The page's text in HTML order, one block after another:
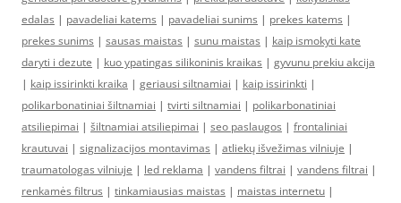
edalas | pavadeliai katems | pavadeliai sunims | prekes katems |
prekes sunims | sausas maistas | sunu maistas | kaip ismokyti kate
daryti i dezute | kuo ypatingas silikoninis kraikas | gyvunu prekiu akcija
| kaip issirinkti kraika | geriausi siltnamiai | kaip issirinkti |
polikarbonatiniai šiltnamiai | tvirti siltnamiai | polikarbonatiniai
atsiliepimai | šiltnamiai atsiliepimai | seo paslaugos | frontaliniai
krautuvai | signalizacijos montavimas | atliekų išvežimas vilniuje |
traumatologas vilniuje | led reklama | vandens filtrai | vandens filtrai |
renkamės filtrus | tinkamiausias maistas | maistas internetu |